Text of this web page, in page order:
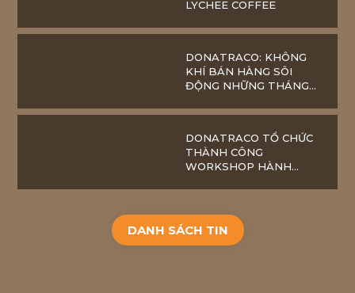
LYCHEE COFFEE
DONATRACO: KHÔNG
KHÍ BÁN HÀNG SÔI
ĐỘNG NHỮNG THÁNG
DONATRACO TỔ CHỨC
THÀNH CÔNG
WORKSHOP HÀNH
DANH SÁCH TIN